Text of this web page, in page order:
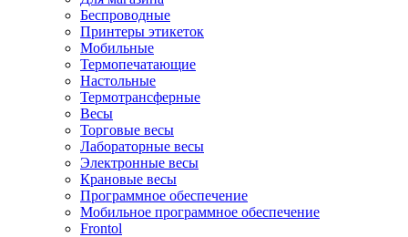
Беспроводные
Принтеры этикеток
Мобильные
Термопечатающие
Настольные
Термотрансферные
Весы
Торговые весы
Лабораторные весы
Электронные весы
Крановые весы
Программное обеспечение
Мобильное программное обеспечение
Frontol